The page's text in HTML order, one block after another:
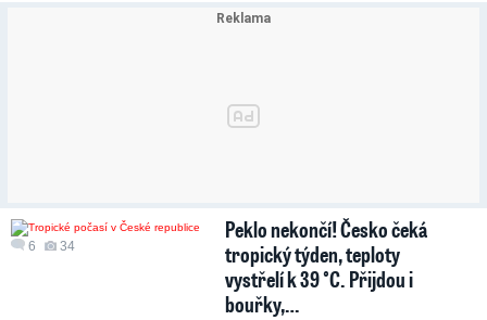
6 34
Peklo nekončí! Česko čeká
tropický týden, teploty
vystřelí k 39 °C. Přijdou i
bouřky,…